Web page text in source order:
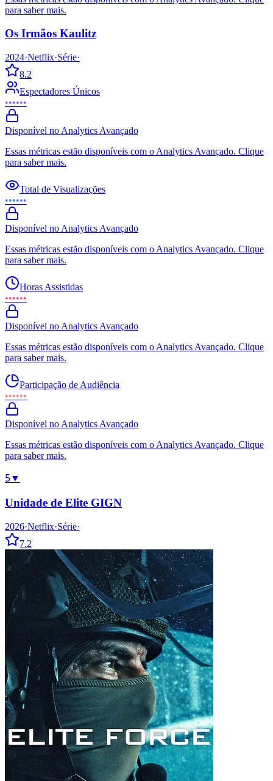
para saber mais.
Os Irmãos Kaulitz
2024·Netflix·Série·
8.2
Espectadores Únicos
••••••
Disponível no Analytics Avançado
Essas métricas estão disponíveis com o Analytics Avançado. Clique
para saber mais.
Total de Visualizações
••••••
Disponível no Analytics Avançado
Essas métricas estão disponíveis com o Analytics Avançado. Clique
para saber mais.
Horas Assistidas
••••••
Disponível no Analytics Avançado
Essas métricas estão disponíveis com o Analytics Avançado. Clique
para saber mais.
Participação de Audiência
••••••
Disponível no Analytics Avançado
Essas métricas estão disponíveis com o Analytics Avançado. Clique
para saber mais.
5▼
Unidade de Elite GIGN
2026·Netflix·Série·
7.2